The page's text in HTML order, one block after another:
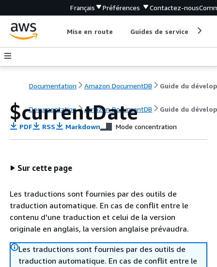
Français Préférences Contactez-nous
Mise en route Guides de service
Documentation Amazon DocumentDB
Documentation Amazon DocumentDB Guide du
$currentDate
PDF RSS Markdown Mode concentration
Sur cette page
Les traductions sont fournies par des outils de
traduction automatique. En cas de conflit entre le
contenu d'une traduction et celui de la version
originale en anglais, la version anglaise prévaudra.
Les traductions sont fournies par des outils de
traduction automatique. En cas de conflit entre le